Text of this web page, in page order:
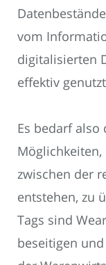
vom
digitalisierten
effektiv
Es bedarf
zwischen der
entstehen, zu
Tags sind
beseitigen